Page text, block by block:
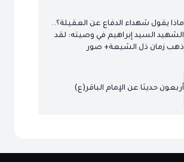
ماذا يقول شهداء الدفاع عن العقيلة؟..
الشهيد السيد إبراهيم في وصيته: لقد
ذهب زمان ذل الشيعة+ صور
أربعون حديثا عن الإمام الباقر(ع)